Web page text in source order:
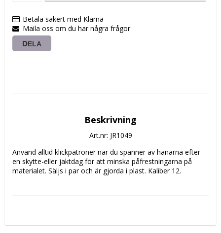
Betala säkert med Klarna
Maila oss om du har några frågor
DELA
Beskrivning
Art.nr: JR1049
Använd alltid klickpatroner när du spänner av hanarna efter
en skytte-eller jaktdag för att minska påfrestningarna på
materialet. Säljs i par och är gjorda i plast. Kaliber 12.